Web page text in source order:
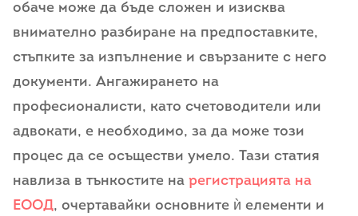
обаче може да бъде сложен и изисква
внимателно разбиране на предпоставките,
стъпките за изпълнение и свързаните с него
документи. Ангажирането на
професионалисти, като счетоводители или
адвокати, е необходимо, за да може този
процес да се осъществи умело. Тази статия
навлиза в тънкостите на регистрацията на
ЕООД, очертавайки основните ѝ елементи и